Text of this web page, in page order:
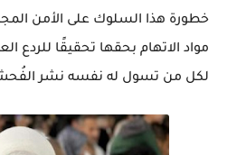
خطورة هذا السلوك على الأمن
مواد الاتهام بحقها تحقيقًا للردع
لكل من تسول له نفسه نشر